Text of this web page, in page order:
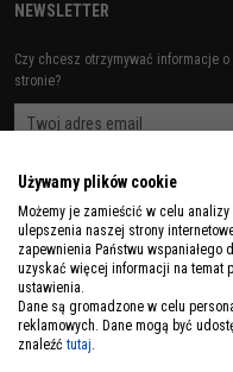
NEWSLETTER
Czy chcesz otrzymywać informacje
stronie?
Używamy plików cookie
Możemy je zamieścić w celu
ulepszenia naszej strony
zapewnienia Państwu wspaniałego
uzyskać więcej informacji na temat
ustawienia.
Dane są gromadzone w celu
reklamowych. Dane mogą być
znaleźć tutaj.